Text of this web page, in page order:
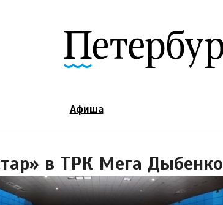
Афиша
в ТРК Мега Дыбенко